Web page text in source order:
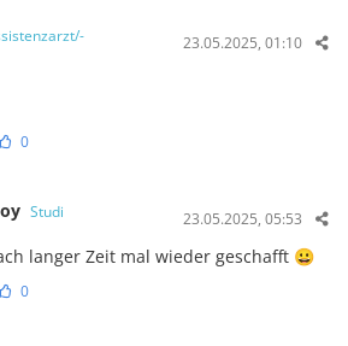
23.05.2025, 01:10
0
Studi 23.05.2025, 05:53
langer Zeit mal wieder geschafft 😀
0